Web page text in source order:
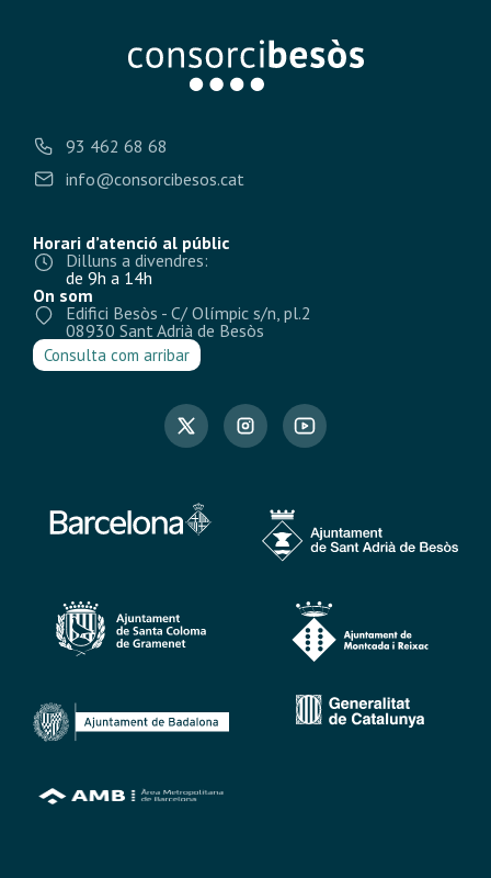
93 462 68 68
info@consorcibesos.cat
Horari d’atenció al públic
Dilluns a divendres:
de 9h a 14h
On som
Edifici Besòs - C/ Olímpic s/n, pl.2
08930 Sant Adrià de Besòs
Consulta com arribar